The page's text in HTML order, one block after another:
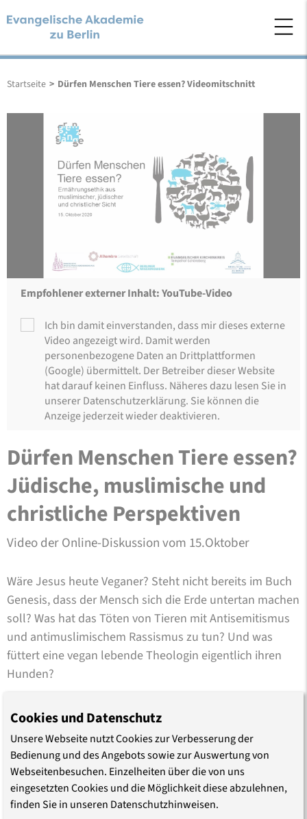
Startseite > Dürfen Menschen Tiere essen? Videomitschnitt
Empfohlener externer Inhalt: YouTube-Video
Ich bin damit einverstanden, dass mir dieses externe
Video angezeigt wird. Damit werden
personenbezogene Daten an Drittplattformen
(Google) übermittelt. Der Betreiber dieser Website
hat darauf keinen Einfluss. Näheres dazu lesen Sie in
unserer Datenschutzerklärung. Sie können die
Anzeige jederzeit wieder deaktivieren.
Dürfen Menschen Tiere essen?
Jüdische, muslimische und
christliche Perspektiven
Video der Online-Diskussion vom 15.Oktober
Wäre Jesus heute Veganer? Steht nicht bereits im Buch
Genesis, dass der Mensch sich die Erde untertan machen
soll? Was hat das Töten von Tieren mit Antisemitismus
und antimuslimischem Rassismus zu tun? Und was
füttert eine vegan lebende Theologin eigentlich ihren
Hunden?
„Grenzgänge“ mit einer jüdischen, muslimischen und
christlichen Theologin – Dr. Deborah Williger, Asmaa El
Maaroufi und Dr. Simone Horstmann – gesprochen. Die
Aufzeichnung der Diskussion können Sie sich hier
ansehen.
Cookies und Datenschutz
Unsere Webseite nutzt Cookies zur Verbesserung der
Bedienung und des Angebots sowie zur Auswertung von
Webseitenbesuchen. Einzelheiten über die von uns
eingesetzten Cookies und die Möglichkeit diese abzulehnen,
finden Sie in unseren Datenschutzhinweisen.